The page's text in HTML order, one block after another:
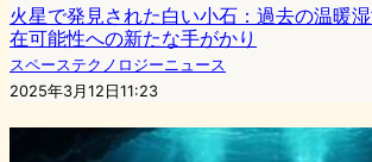
火星で発見された白い小石：過去の温暖
在可能性への新たな手がかり
スペーステクノロジーニュース
2025年3月12日11:23